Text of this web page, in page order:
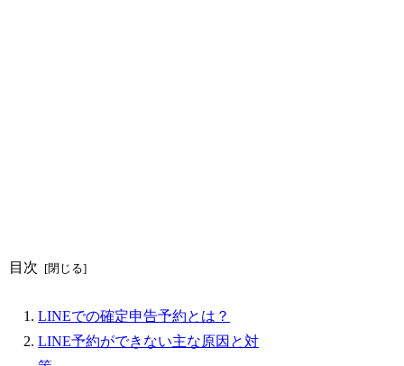
目次
LINEでの確定申告予約とは？
LINE予約ができない主な原因と対